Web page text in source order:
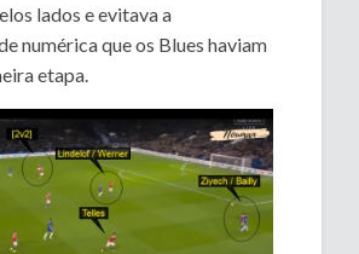
lados e evitava a
numérica que os Blues haviam
etapa.